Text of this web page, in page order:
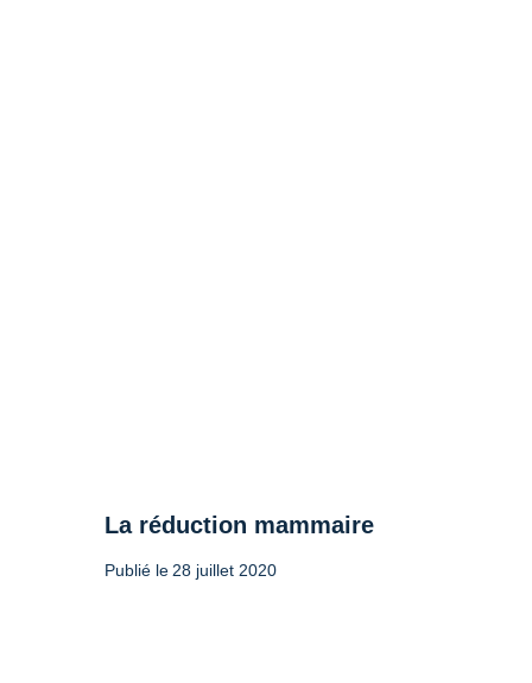
La réduction mammaire
Publié le 28 juillet 2020